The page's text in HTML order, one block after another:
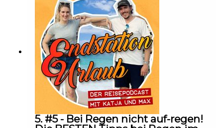
5. #5 - Bei Regen nicht auf-regen!